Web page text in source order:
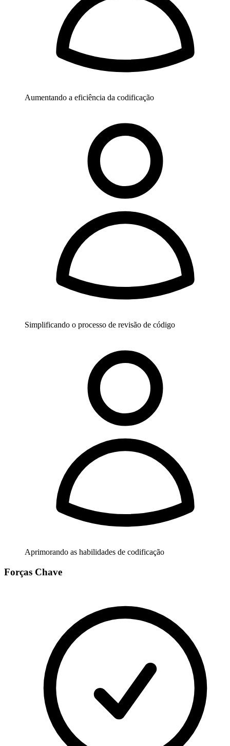
Aumentando a eficiência da codificação
Simplificando o processo de revisão de código
Aprimorando as habilidades de codificação
Forças Chave